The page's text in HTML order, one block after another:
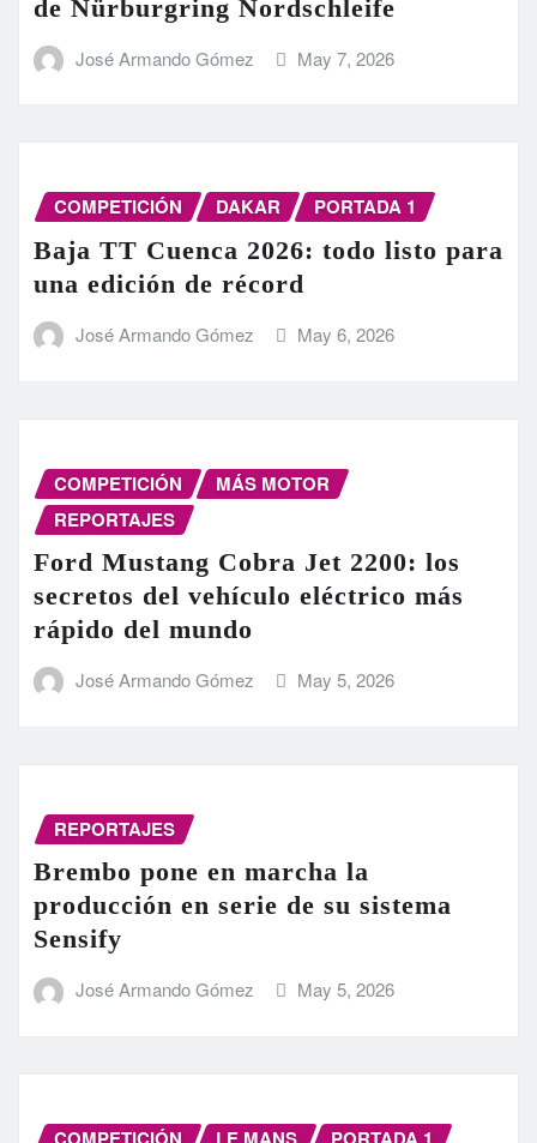
de Nürburgring Nordschleife
José Armando Gómez May 7, 2026
COMPETICIÓN DAKAR PORTADA 1
Baja TT Cuenca 2026: todo listo para
una edición de récord
José Armando Gómez May 6, 2026
COMPETICIÓN
MÁS MOTOR
REPORTAJES
Ford Mustang Cobra Jet 2200: los
secretos del vehículo eléctrico más
rápido del mundo
José Armando Gómez May 5, 2026
REPORTAJES
Brembo pone en marcha la
producción en serie de su sistema
Sensify
José Armando Gómez May 5, 2026